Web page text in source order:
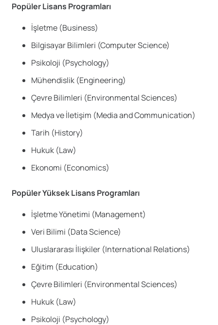
Popüler Lisans Programları
İşletme (Business)
Bilgisayar Bilimleri (Computer Science)
Psikoloji (Psychology)
Mühendislik (Engineering)
Çevre Bilimleri (Environmental Sciences)
Medya ve İletişim (Media and Communication)
Tarih (History)
Hukuk (Law)
Ekonomi (Economics)
Popüler Yüksek Lisans Programları
İşletme Yönetimi (Management)
Veri Bilimi (Data Science)
Uluslararası İlişkiler (International Relations)
Eğitim (Education)
Çevre Bilimleri (Environmental Sciences)
Hukuk (Law)
Psikoloji (Psychology)